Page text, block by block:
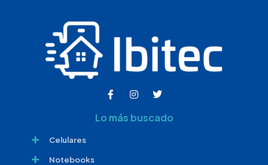
Lo más buscado
Celulares
Notebooks